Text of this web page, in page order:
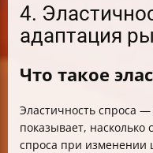
4.
адаптация
Что такое
Эластичность спроса —
показывает,
спроса при изменении